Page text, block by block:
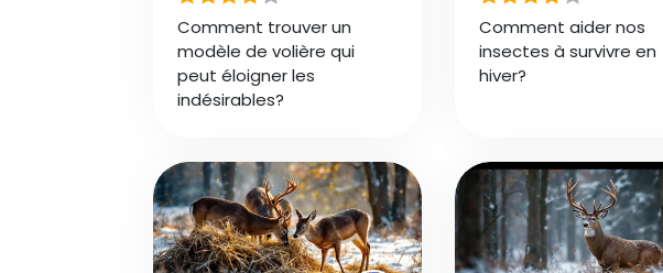
Comment trouver un
modèle de volière qui
peut éloigner les
indésirables?
Comment aider nos
insectes à survivre en
hiver?